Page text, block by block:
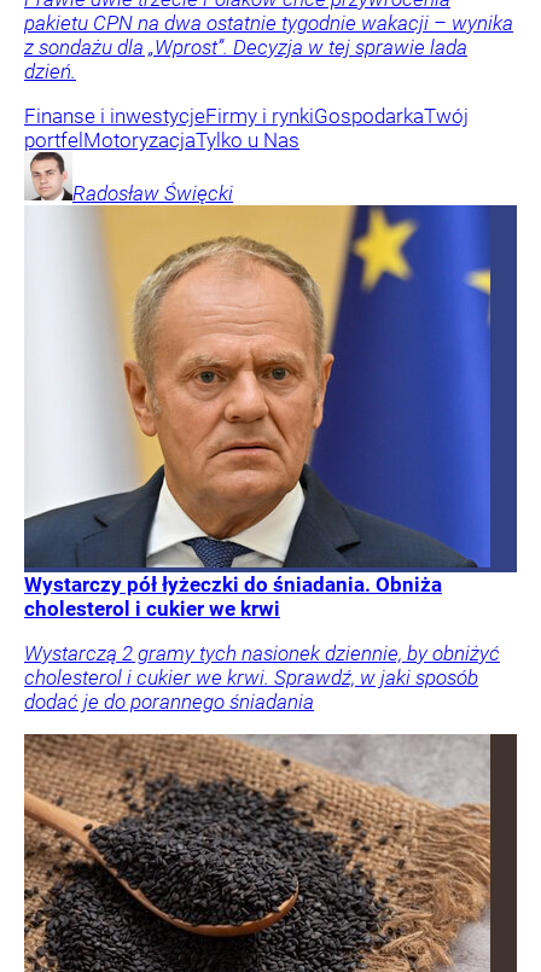
pakietu CPN na dwa ostatnie tygodnie wakacji – wynika
z sondażu dla „Wprost”. Decyzja w tej sprawie lada
dzień.
Finanse i inwestycjeFirmy i rynkiGospodarkaTwój
portfel MotoryzacjaTylko u Nas
Radosław Święcki
Wystarczy pół łyżeczki do śniadania. Obniża
cholesterol i cukier we krwi
Wystarczą 2 gramy tych nasionek dziennie, by obniżyć
cholesterol i cukier we krwi. Sprawdź, w jaki sposób
dodać je do porannego śniadania